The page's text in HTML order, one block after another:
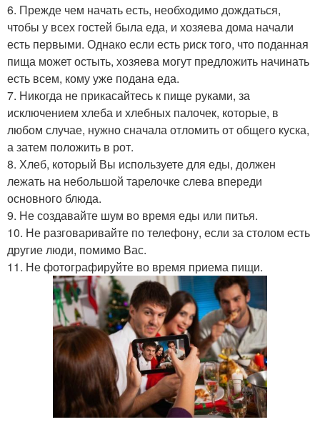
6. Прежде чем начать есть, необходимо дождаться,
чтобы у всех гостей была еда, и хозяева дома начали
есть первыми. Однако если есть риск того, что поданная
пища может остыть, хозяева могут предложить начинать
есть всем, кому уже подана еда.
7. Никогда не прикасайтесь к пище руками, за
исключением хлеба и хлебных палочек, которые, в
любом случае, нужно сначала отломить от общего куска,
а затем положить в рот.
8. Хлеб, который Вы используете для еды, должен
лежать на небольшой тарелочке слева впереди
основного блюда.
9. Не создавайте шум во время еды или питья.
10. Не разговаривайте по телефону, если за столом есть
другие люди, помимо Вас.
11. Не фотографируйте во время приема пищи.